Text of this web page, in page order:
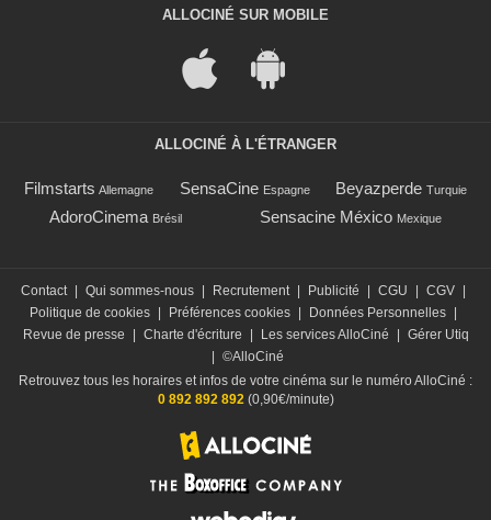
ALLOCINÉ SUR MOBILE
ALLOCINÉ À L'ÉTRANGER
Filmstarts Allemagne SensaCine Espagne Beyazperde Turquie
AdoroCinema Brésil Sensacine México Mexique
Contact Qui sommes-nous Recrutement Publicité CGU CGV
Politique de cookies
Préférences cookies Données Personnelles
Revue de presse
Charte d'écriture Les services AlloCiné
Gérer Utiq
©AlloCiné
Retrouvez tous les horaires et infos de votre cinéma sur le numéro AlloCiné :
0 892 892 892(0,90€/minute)